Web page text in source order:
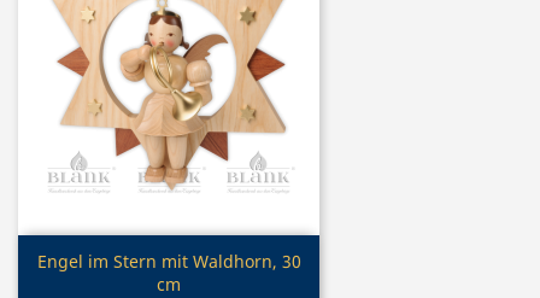
Vorschau
Engel im Stern mit Waldhorn, 30
cm